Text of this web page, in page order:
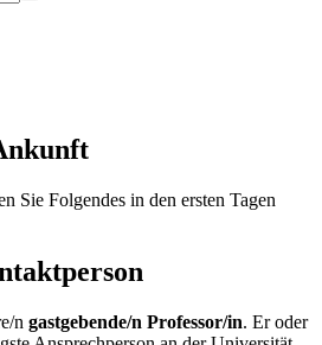
Sie Folgendes in den ersten Tagen
n gastgebende/n Professor/in. Er oder